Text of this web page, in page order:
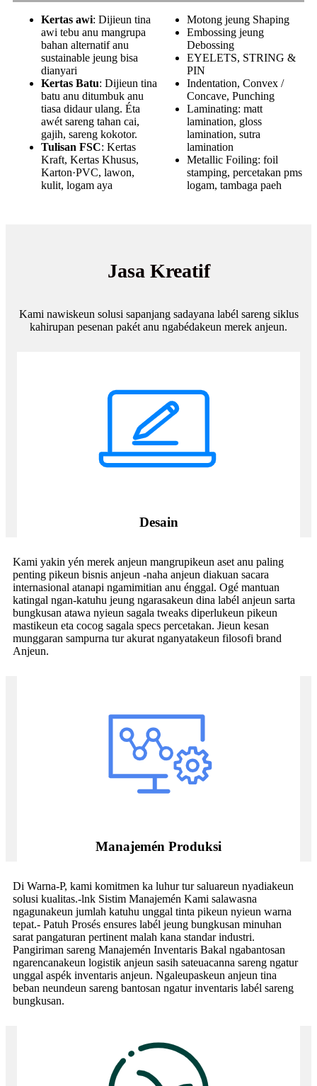
Kertas awi: Dijieun tina
awi tebu anu mangrupa
bahan alternatif anu
sustainable jeung bisa
dianyari
Kertas Batu: Dijieun tina
batu anu ditumbuk anu
tiasa didaur ulang. Éta
awét sareng tahan cai,
gajih, sareng kokotor.
Tulisan FSC: Kertas
Kraft, Kertas Khusus,
Karton·PVC, lawon,
kulit, logam aya
Motong jeung Shaping
Embossing jeung
Debossing
EYELETS, STRING &
PIN
Indentation, Convex /
Concave, Punching
Laminating: matt
lamination, gloss
lamination, sutra
lamination
Metallic Foiling: foil
stamping, percetakan pms
logam, tambaga paeh
Jasa Kreatif
Kami nawiskeun solusi sapanjang sadayana labél sareng siklus
kahirupan pesenan pakét anu ngabédakeun merek anjeun.
Desain
Kami yakin yén merek anjeun mangrupikeun aset anu paling
penting pikeun bisnis anjeun -naha anjeun diakuan sacara
internasional atanapi ngamimitian anu énggal. Ogé mantuan
katingal ngan-katuhu jeung ngarasakeun dina labél anjeun sarta
bungkusan atawa nyieun sagala tweaks diperlukeun pikeun
mastikeun eta cocog sagala specs percetakan. Jieun kesan
munggaran sampurna tur akurat nganyatakeun filosofi brand
Anjeun.
Manajemén Produksi
Di Warna-P, kami komitmen ka luhur tur saluareun nyadiakeun
solusi kualitas.-lnk Sistim Manajemén Kami salawasna
ngagunakeun jumlah katuhu unggal tinta pikeun nyieun warna
tepat.- Patuh Prosés ensures labél jeung bungkusan minuhan
sarat pangaturan pertinent malah kana standar industri.
Pangiriman sareng Manajemén Inventaris Bakal ngabantosan
ngarencanakeun logistik anjeun sasih sateuacanna sareng ngatur
unggal aspék inventaris anjeun. Ngaleupaskeun anjeun tina
beban neundeun sareng bantosan ngatur inventaris labél sareng
bungkusan.